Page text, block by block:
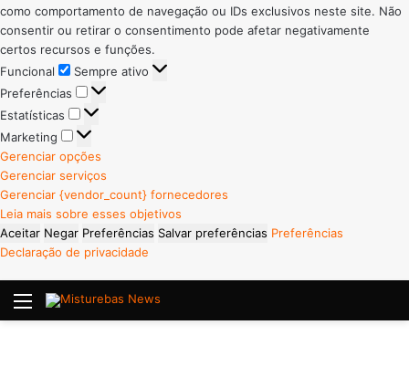
como comportamento de navegação ou IDs exclusivos neste site. Não
consentir ou retirar o consentimento pode afetar negativamente
certos recursos e funções.
Funcional
Funcional
Sempre ativo
Preferências
Preferências
Estatísticas
Estatísticas
Marketing
Marketing
Gerenciar opções
Gerenciar serviços
Gerenciar {vendor_count} fornecedores
Leia mais sobre esses objetivos
Aceitar Negar Preferências Salvar preferências Preferências
Declaração de privacidade
Menu